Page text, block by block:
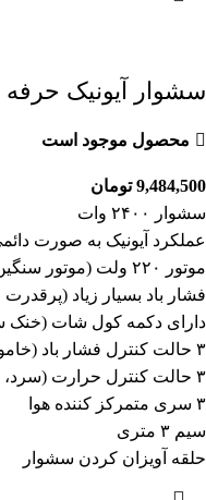
سشوار آیونیک حرفه
محصول موجود است
9,484,500 تومان
سشوار ۲۴۰۰ وات
عملکرد آیونیک به صورت
موتور ۲۲۰ ولت (موتور سنگین)
فشار باد بسیار زیاد
دارای دکمه کول شات (خنک
۳ حالت کنترل فشار باد (خاموش،متوسط،زیاد)
۳ حالت کنترل حرارت (سرد، ملایم، گرم)
۳ سری متمرکز کننده هوا
سیم ۳ متری
حلقه آویزان کردن سشوار